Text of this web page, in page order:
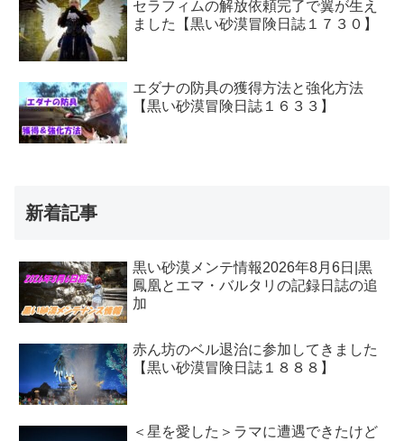
セラフィムの解放依頼完了で翼が生え
ました【黒い砂漠冒険日誌１７３０】
エダナの防具の獲得方法と強化方法
【黒い砂漠冒険日誌１６３３】
新着記事
黒い砂漠メンテ情報2026年8月6日|黒
鳳凰とエマ・バルタリの記録日誌の追
加
赤ん坊のベル退治に参加してきました
【黒い砂漠冒険日誌１８８８】
＜星を愛した＞ラマに遭遇できたけど